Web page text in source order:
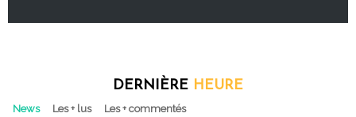
DERNIÈRE HEURE
News Les + lus Les + commentés